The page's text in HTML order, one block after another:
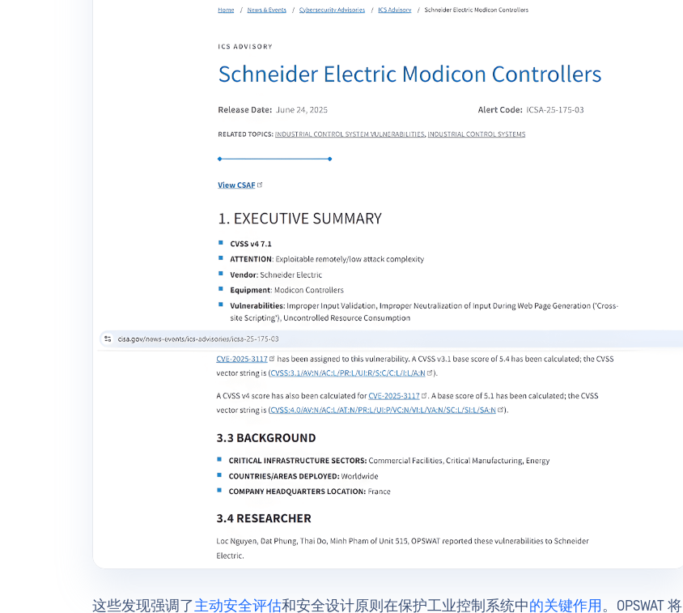
这些发现强调了主动安全评估和安全设计原则在保护工业控制系统中的关键作用。OPSWAT 将